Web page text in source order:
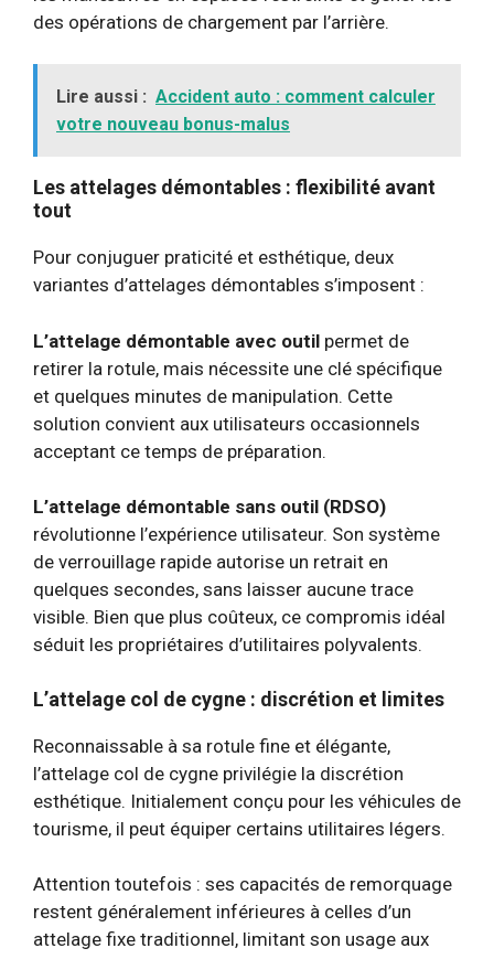
des opérations de chargement par l’arrière.
Lire aussi : Accident auto : comment calculer
votre nouveau bonus-malus
Les attelages démontables : flexibilité avant
tout
Pour conjuguer praticité et esthétique, deux
variantes d’attelages démontables s’imposent :
L’attelage démontable avec outil permet de
retirer la rotule, mais nécessite une clé spécifique
et quelques minutes de manipulation. Cette
solution convient aux utilisateurs occasionnels
acceptant ce temps de préparation.
L’attelage démontable sans outil (RDSO)
révolutionne l’expérience utilisateur. Son système
de verrouillage rapide autorise un retrait en
quelques secondes, sans laisser aucune trace
visible. Bien que plus coûteux, ce compromis idéal
séduit les propriétaires d’utilitaires polyvalents.
L’attelage col de cygne : discrétion et limites
Reconnaissable à sa rotule fine et élégante,
l’attelage col de cygne privilégie la discrétion
esthétique. Initialement conçu pour les véhicules de
tourisme, il peut équiper certains utilitaires légers.
Attention toutefois : ses capacités de remorquage
restent généralement inférieures à celles d’un
attelage fixe traditionnel, limitant son usage aux